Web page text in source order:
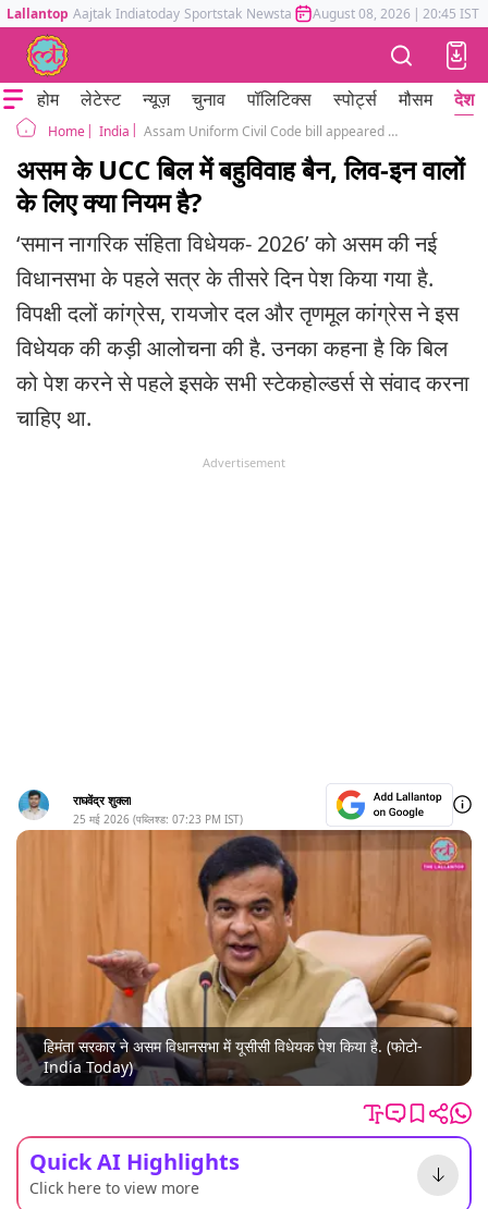
Lallantop Aajtak Indiatoday Sportstak Newstak Mumbai Tak Astrotak
August 08, 2026 | 20:45 IST
होम लेटेस्ट न्यूज़ चुनाव पॉलिटिक्स स्पोर्ट्स मौसम देश
Home India Assam Uniform Civil Code bill appeared in assembly proposed Compulsory live in registration ban on polygamy
असम के UCC बिल में बहुविवाह बैन, लिव-इन वालों
के लिए क्या नियम है?
‘समान नागरिक संहिता विधेयक- 2026’ को असम की नई
विधानसभा के पहले सत्र के तीसरे दिन पेश किया गया है.
विपक्षी दलों कांग्रेस, रायजोर दल और तृणमूल कांग्रेस ने इस
विधेयक की कड़ी आलोचना की है. उनका कहना है कि बिल
को पेश करने से पहले इसके सभी स्टेकहोल्डर्स से संवाद करना
चाहिए था.
Advertisement
राघवेंद्र शुक्ला
25 मई 2026 (पब्लिश्ड: 07:23 PM IST)
हिमंता सरकार ने असम विधानसभा में यूसीसी विधेयक पेश किया है. (फोटो-
India Today)
Quick AI Highlights
Click here to view more